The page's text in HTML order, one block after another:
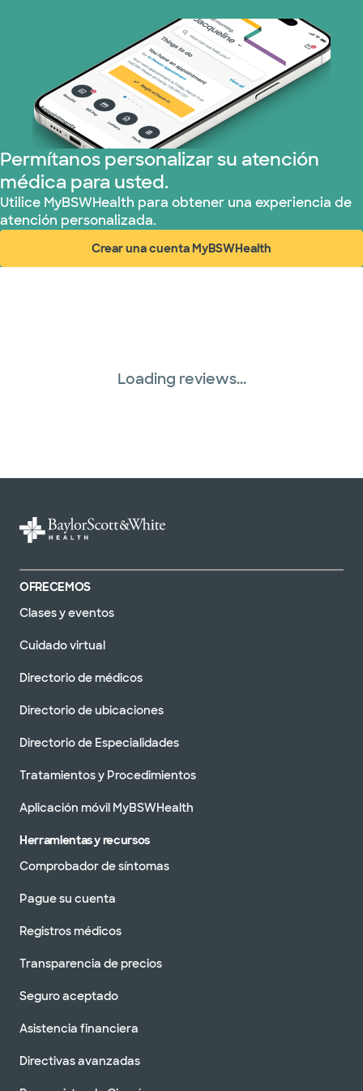
Medicare (1 planes)
Nebraska Furniture Mart (3 planes)
Red PHCS (1 planes)
Prism Electric (1 planes)
Plan de Salud Superior (3 planes)
TriWest HealthCare (1 planes)
United HealthCare (28 planes)
Permítanos personalizar su atención
médica para usted.
Utilice MyBSWHealth para obtener una experiencia de
atención personalizada.
Crear una cuenta MyBSWHealth
(abre en ventana nueva)
Loading reviews...
OFRECEMOS
Clases y eventos
Cuidado virtual
Directorio de médicos
Directorio de ubicaciones
Directorio de Especialidades
Tratamientos y Procedimientos
Aplicación móvil MyBSWHealth
Herramientas y recursos
Comprobador de síntomas
Pague su cuenta
Registros médicos
Transparencia de precios
Seguro aceptado
Asistencia financiera
Directivas avanzadas